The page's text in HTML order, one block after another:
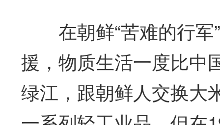
在朝鲜“苦难的行军
援，物质生活一度比中
绿江，跟朝鲜人交换大